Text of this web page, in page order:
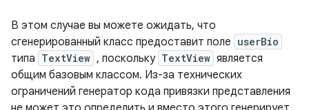
В этом случае вы можете ожидать, что
сгенерированный класс предоставит поле userBio
типа TextView , поскольку TextView является
общим базовым классом. Из-за технических
ограничений генератор кода привязки представления